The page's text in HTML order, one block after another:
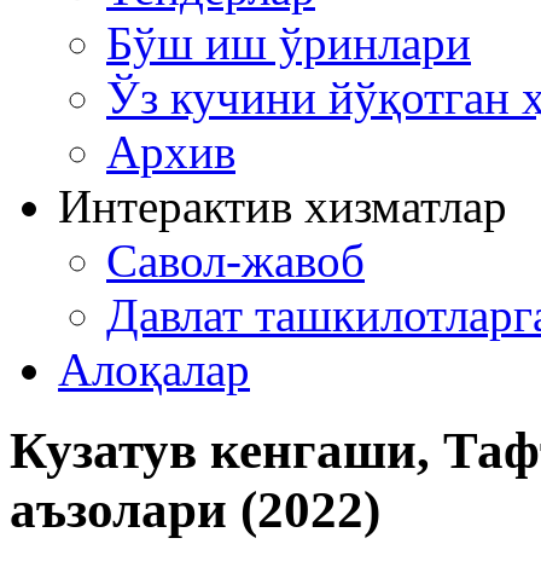
Бўш иш ўринлари
Ўз кучини йўқотган
Архив
Интерактив хизматлар
Савол-жавоб
Давлат
Алоқалар
Кузатув кенгаши,
аъзолари (2022)